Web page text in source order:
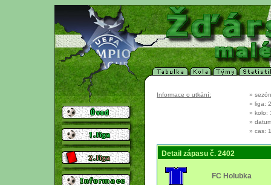
Informace o utkání:
»
» liga: 2
» kolo:
»
» cas:
Detail zápasu č. 2402
FC Holubka